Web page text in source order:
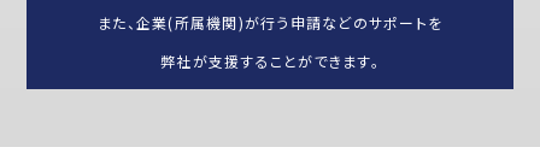
また、企業(所属機関)が行う申請などのサポートを
弊社が支援することができます。